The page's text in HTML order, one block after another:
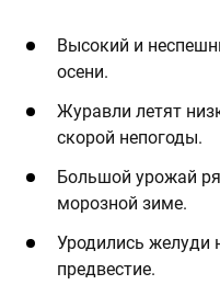
Высокий и
осени.
Журавли летят
скорой непогоды.
Большой урожай
морозной зиме.
Уродились желуди
предвестие.